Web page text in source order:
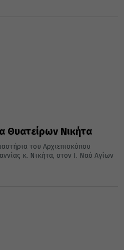
Θυατείρων Νικήτα
του Αρχιεπισκόπου
κ. Νικήτα, στον Ι. Ναό Αγίων